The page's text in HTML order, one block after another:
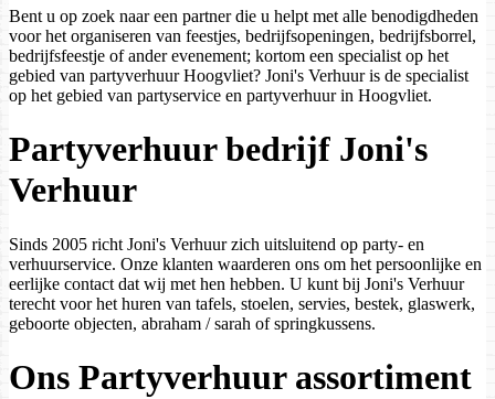
Bent u op zoek naar een partner die u helpt met alle benodigdheden
voor het organiseren van feestjes, bedrijfsopeningen, bedrijfsborrel,
bedrijfsfeestje of ander evenement; kortom een specialist op het
gebied van partyverhuur Hoogvliet? Joni's Verhuur is de specialist
op het gebied van partyservice en partyverhuur in Hoogvliet.
Partyverhuur bedrijf Joni's
Verhuur
Sinds 2005 richt Joni's Verhuur zich uitsluitend op party- en
verhuurservice. Onze klanten waarderen ons om het persoonlijke en
eerlijke contact dat wij met hen hebben. U kunt bij Joni's Verhuur
terecht voor het huren van tafels, stoelen, servies, bestek, glaswerk,
geboorte objecten, abraham / sarah of springkussens.
Ons Partyverhuur assortiment